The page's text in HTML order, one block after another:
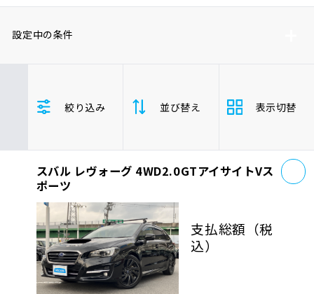
品質管理とサポート体制
オイル交換・点検・整備予約
0120-733-500
設定中の条件
車両本体価格(下限)
車両本体価格(上限)
絞り込み 並び替え
支払総
安い順 高
年式 新しい順
走行距
離
少ない順
表示切替
スバル レヴォーグ 4WD2.0GTアイサイトVス
ポーツ
支払総額 （税
込）